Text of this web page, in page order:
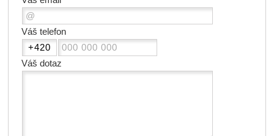
Váš telefon
Váš dotaz